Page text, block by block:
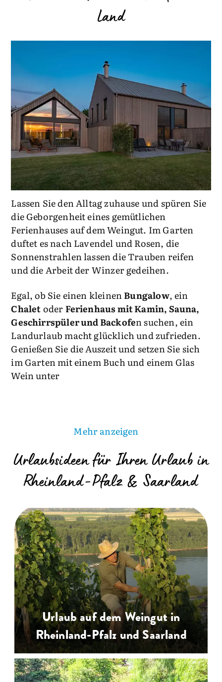
Land
Lassen Sie den Alltag zuhause und spüren Sie
die Geborgenheit eines gemütlichen
Ferienhauses auf dem Weingut. Im Garten
duftet es nach Lavendel und Rosen, die
Sonnenstrahlen lassen die Trauben reifen
und die Arbeit der Winzer gedeihen.
Egal, ob Sie einen kleinenBungalow, ein
Chaletoder Ferienhaus mit Kamin, Sauna,
Geschirrspüler und Backofen suchen, ein
Landurlaub macht glücklich und zufrieden.
Genießen Sie die Auszeit und setzen Sie sich
im Garten mit einem Buch und einem Glas
Wein unter
Mehr anzeigen
Urlaubsideen für Ihren Urlaub in
Rheinland-Pfalz & Saarland
Urlaub auf dem Weingut in
Rheinland-Pfalz und Saarland